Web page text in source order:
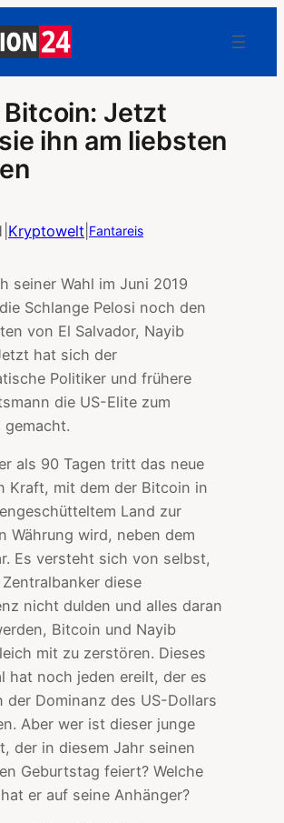
Bitcoin: Jetzt
ihn am liebsten
Kryptowelt Fantareis
seiner Wahl im Juni 2019
Schlange Pelosi noch den
von El Salvador, Nayib
hat sich der
Politiker und frühere
die US-Elite zum
gemacht.
als 90 Tagen tritt das neue
Kraft, mit dem der Bitcoin in
Land zur
Währung wird, neben dem
Es versteht sich von selbst,
diese
nicht dulden und alles daran
Bitcoin und Nayib
mit zu zerstören. Dieses
hat noch jeden ereilt, der es
der Dominanz des US-Dollars
Aber wer ist dieser junge
der in diesem Jahr seinen
Geburtstag feiert? Welche
er auf seine Anhänger?